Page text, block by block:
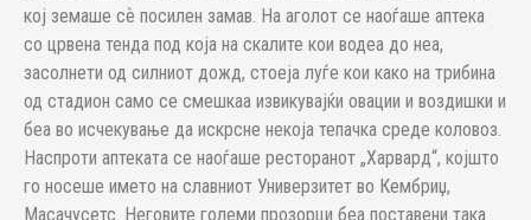
кој земаше сѐ посилен замав. На аголот се наоѓаше аптека
со црвена тенда под која на скалите кои водеа до неа,
засолнети од силниот дожд, стоеја луѓе кои како на трибина
од стадион само се смешкаа извикувајќи овации и воздишки и
беа во исчекување да искрсне некоја тепачка среде коловоз.
Наспроти аптеката се наоѓаше ресторанот „Харвард“, којшто
го носеше името на славниот Универзитет во Кембриџ,
Масачусетс. Неговите големи прозорци беа поставени така